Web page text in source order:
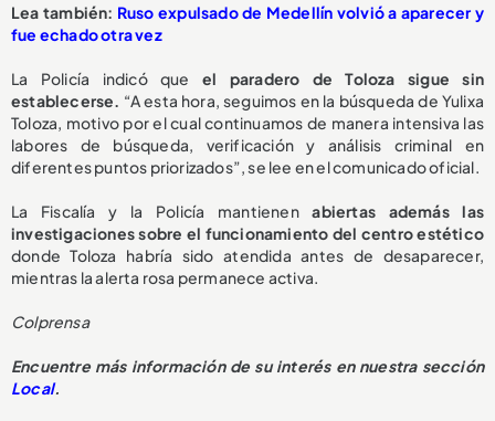
Lea también: Ruso expulsado de Medellín volvió a aparecer y
fue echado otra vez
La Policía indicó queel paradero de Toloza sigue sin
establecerse. “A esta hora, seguimos en la búsqueda de Yulixa
Toloza, motivo por el cual continuamos de manera intensiva las
labores de búsqueda, verificación y análisis criminal en
diferentes puntos priorizados”, se lee en el comunicado oficial.
La Fiscalía y la Policía mantienenabiertas además las
investigaciones sobre el funcionamiento del centro estético
donde Toloza habría sido atendida antes de desaparecer,
mientras la alerta rosa permanece activa.
Colprensa
Encuentre más información de su interés en nuestra sección
Local.